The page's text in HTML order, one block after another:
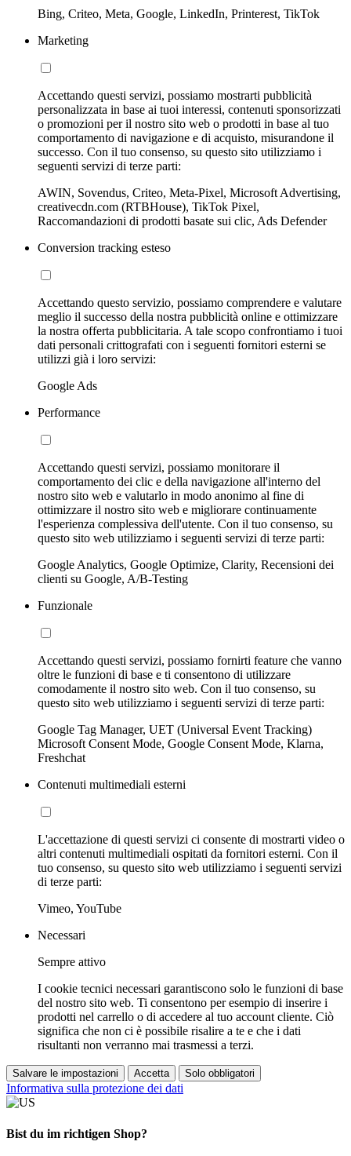
Bing, Criteo, Meta, Google, LinkedIn, Printerest, TikTok
Marketing
Accettando questi servizi, possiamo mostrarti pubblicità
personalizzata in base ai tuoi interessi, contenuti sponsorizzati
o promozioni per il nostro sito web o prodotti in base al tuo
comportamento di navigazione e di acquisto, misurandone il
successo. Con il tuo consenso, su questo sito utilizziamo i
seguenti servizi di terze parti:
AWIN, Sovendus, Criteo, Meta-Pixel, Microsoft Advertising,
creativecdn.com (RTBHouse), TikTok Pixel,
Raccomandazioni di prodotti basate sui clic, Ads Defender
Conversion tracking esteso
Accettando questo servizio, possiamo comprendere e valutare
meglio il successo della nostra pubblicità online e ottimizzare
la nostra offerta pubblicitaria. A tale scopo confrontiamo i tuoi
dati personali crittografati con i seguenti fornitori esterni se
utilizzi già i loro servizi:
Google Ads
Performance
Accettando questi servizi, possiamo monitorare il
comportamento dei clic e della navigazione all'interno del
nostro sito web e valutarlo in modo anonimo al fine di
ottimizzare il nostro sito web e migliorare continuamente
l'esperienza complessiva dell'utente. Con il tuo consenso, su
questo sito web utilizziamo i seguenti servizi di terze parti:
Google Analytics, Google Optimize, Clarity, Recensioni dei
clienti su Google, A/B-Testing
Funzionale
Accettando questi servizi, possiamo fornirti feature che vanno
oltre le funzioni di base e ti consentono di utilizzare
comodamente il nostro sito web. Con il tuo consenso, su
questo sito web utilizziamo i seguenti servizi di terze parti:
Google Tag Manager, UET (Universal Event Tracking)
Microsoft Consent Mode, Google Consent Mode, Klarna,
Freshchat
Contenuti multimediali esterni
L'accettazione di questi servizi ci consente di mostrarti video o
altri contenuti multimediali ospitati da fornitori esterni. Con il
tuo consenso, su questo sito web utilizziamo i seguenti servizi
di terze parti:
Vimeo, YouTube
Necessari
Sempre attivo
I cookie tecnici necessari garantiscono solo le funzioni di base
del nostro sito web. Ti consentono per esempio di inserire i
prodotti nel carrello o di accedere al tuo account cliente. Ciò
significa che non ci è possibile risalire a te e che i dati
risultanti non verranno mai trasmessi a terzi.
Salvare le impostazioni Accetta Solo obbligatori
Informativa sulla protezione dei dati
Bist du im richtigen Shop?